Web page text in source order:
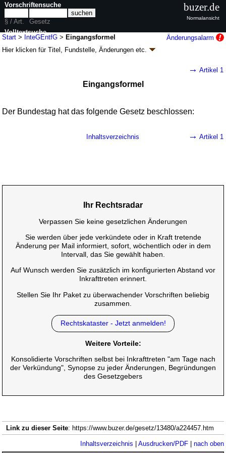
Start > InteGEntfG >Eingangsformel
Änderungsalarm
Hier klicken fürTitel, Fundstelle, Änderungen etc.
BGBl. I S. 914(Nr. 25); Geltung ab 12.07.2019
wird in 1 Vorschrift zitiert
→ Artikel 1
Eingangsformel
Der Bundestag hat das folgende Gesetz beschlossen:
Inhaltsverzeichnis → Artikel 1
Vorschriftensuche
§ / Art.
Gesetz
Volltextsuche
nur in InteGEntfG
buzer.de
Normalansicht
Ihr Rechtsradar
Verpassen Sie keine gesetzlichen Änderungen
Sie werden über jede verkündete oder in Kraft tretende
Änderung per Mail informiert, sofort, wöchentlich oder in dem
Intervall, das Sie gewählt haben.
Auf Wunsch werden Sie zusätzlich im konfigurierten Abstand vor
Inkrafttreten erinnert.
Stellen Sie Ihr Paket zu überwachender Vorschriften beliebig
zusammen.
Rechtskataster - Jetzt anmelden!
Weitere Vorteile:
Konsolidierte Vorschriften selbst bei Inkrafttreten "am Tage nach
der Verkündung", Synopse zu jeder Änderungen, Begründungen
des Gesetzgebers
Link zu dieser Seite: https://www.buzer.de/gesetz/13480/a224457.htm
Inhaltsverzeichnis Ausdrucken/PDF| nach oben